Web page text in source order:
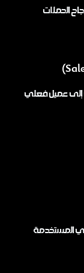
الحملات
إلى عميل فعلي
المستخدمة